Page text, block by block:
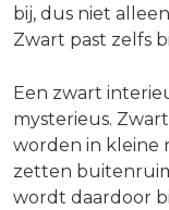
bij, dus niet
Zwart past zelfs
Een zwart
mysterieus.
worden in kleine
zetten
wordt daardoor